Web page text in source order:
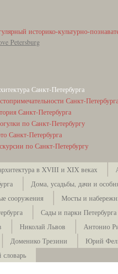
историко-культурно-
Санкт-Петербурга
Санкт-
Санкт-Петербурга
по Санкт-Петербургу
Санкт-Петербурга
по Санкт-Петербургу
в XVIII и XIX веках
Дома, усадьбы, дачи и
сооружения
Мосты и
Сады и парки Петербурга
Николай Львов
Антонио
Доменико Трезини
Юрий